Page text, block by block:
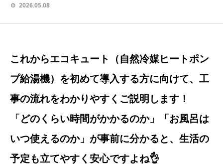
2026.05.08
これからエコキュート（自然冷媒ヒートポン
プ給湯機）を初めて導入する方に向けて、工
事の流れをわかりやすくご説明します！
「どのくらい時間がかかるのか」「お風呂は
いつ使えるのか」が事前に分かると、生活の
予定も立てやすく安心ですよね👌